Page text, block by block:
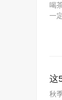
喝
一
这
秋